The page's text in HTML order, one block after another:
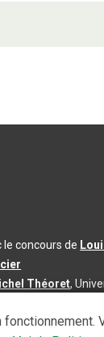
le concours de
Théoret,
:2026-08-03